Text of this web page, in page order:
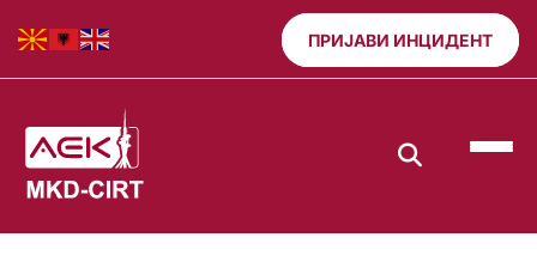
ПРИЈАВИ ИНЦИДЕНТ